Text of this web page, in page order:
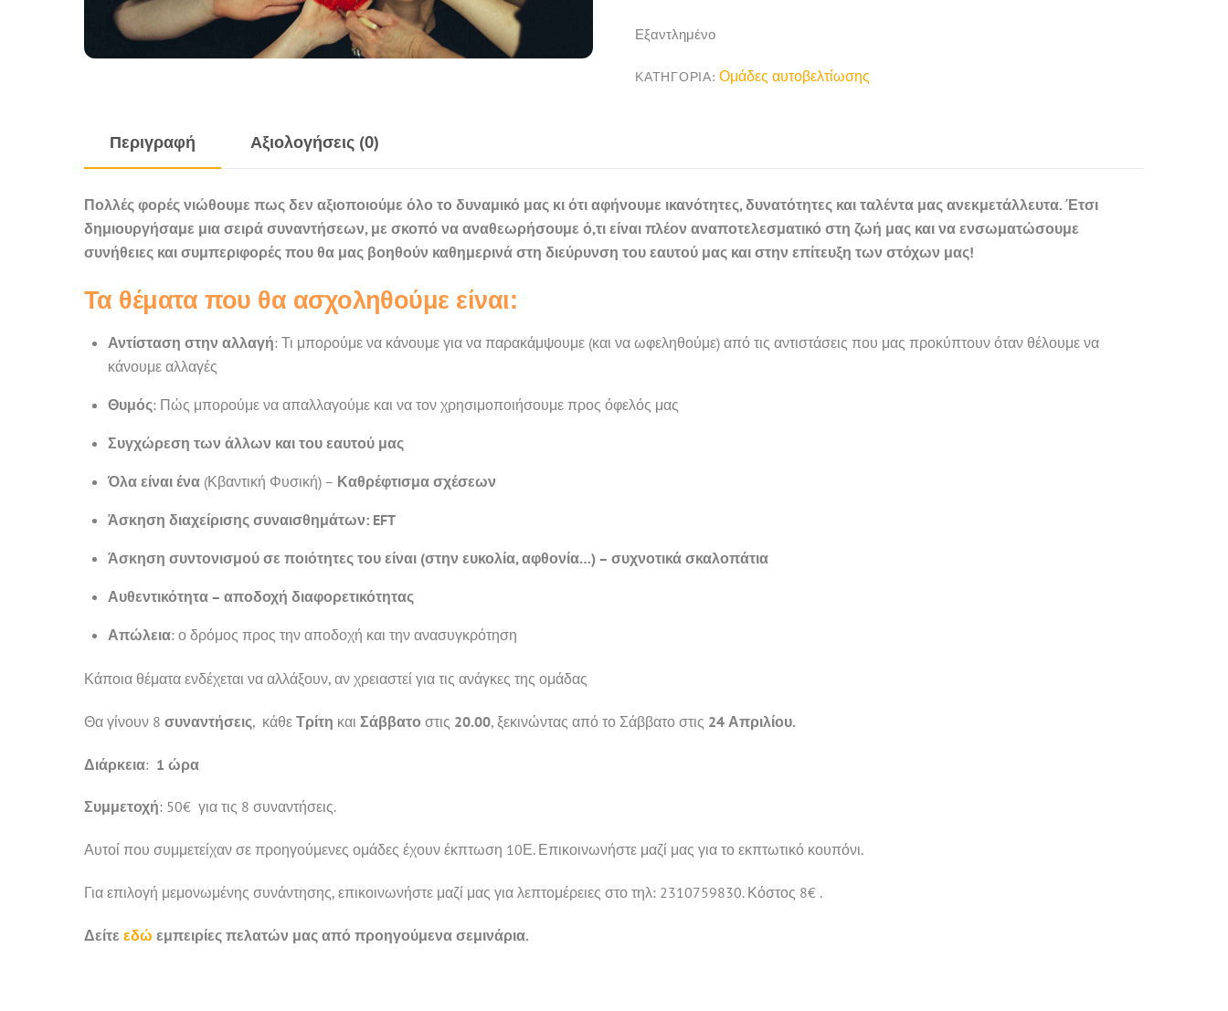
Εξαντλημένο
ΚΑΤΗΓΟΡΊΑ:Ομάδες αυτοβελτίωσης
Περιγραφή Αξιολογήσεις (0)
Πολλές φορές νιώθουμε πως δεν αξιοποιούμε όλο το δυναμικό μας κι ότι αφήνουμε ικανότητες, δυνατότητες και ταλέντα μας ανεκμετάλλευτα. Έτσι
δημιουργήσαμε μια σειρά συναντήσεων, με σκοπό να αναθεωρήσουμε ό,τι είναι πλέον αναποτελεσματικό στη ζωή μας και να ενσωματώσουμε
συνήθειες και συμπεριφορές που θα μας βοηθούν καθημερινά στη διεύρυνση του εαυτού μας και στην επίτευξη των στόχων μας!
Τα θέματα που θα ασχοληθούμε είναι:
Αντίσταση στην αλλαγή: Τι μπορούμε να κάνουμε για να παρακάμψουμε (και να ωφεληθούμε) από τις αντιστάσεις που μας προκύπτουν όταν θέλουμε να
κάνουμε αλλαγές
Θυμός: Πώς μπορούμε να απαλλαγούμε και να τον χρησιμοποιήσουμε προς όφελός μας
Συγχώρεση των άλλων και του εαυτού μας
Όλα είναι ένα(Κβαντική Φυσική) – Καθρέφτισμα σχέσεων
Άσκηση διαχείρισης συναισθημάτων: EFT
Άσκηση συντονισμού σε ποιότητες του είναι (στην ευκολία, αφθονία…) – συχνοτικά σκαλοπάτια
Αυθεντικότητα – αποδοχή διαφορετικότητας
Απώλεια: ο δρόμος προς την αποδοχή και την ανασυγκρότηση
Κάποια θέματα ενδέχεται να αλλάξουν, αν χρειαστεί για τις ανάγκες της ομάδας
Θα γίνουν 8 συναντήσεις, κάθε Τρίτη και Σάββατο στις 20.00, ξεκινώντας από το Σάββατο στις 24 Απριλίου.
Διάρκεια: 1 ώρα
Συμμετοχή: 50€ για τις 8 συναντήσεις.
Αυτοί που συμμετείχαν σε προηγούμενες ομάδες έχουν έκπτωση 10Ε. Επικοινωνήστε μαζί μας για το εκπτωτικό κουπόνι.
Για επιλογή μεμονωμένης συνάντησης, επικοινωνήστε μαζί μας για λεπτομέρειες στο τηλ: 2310759830. Κόστος 8€ .
Δείτε εδώ εμπειρίες πελατών μας από προηγούμενα σεμινάρια.